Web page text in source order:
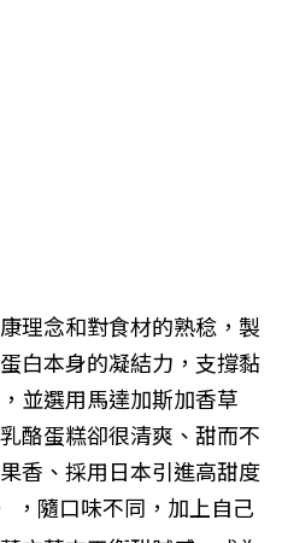
理念和對食材的熟稔，製
白本身的凝結力，支撐黏
並選用馬達加斯加香草
酪蛋糕卻很清爽、甜而不
香、採用日本引進高甜度
，隨口味不同，加上自己